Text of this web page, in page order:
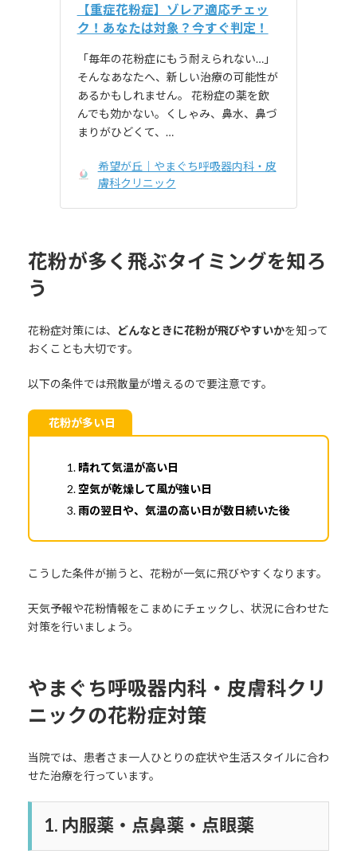
【重症花粉症】ゾレア適応チェッ
ク！あなたは対象？今すぐ判定！
「毎年の花粉症にもう耐えられない…」
そんなあなたへ、新しい治療の可能性が
あるかもしれません。 花粉症の薬を飲
んでも効かない。くしゃみ、鼻水、鼻づ
まりがひどくて、…
希望が丘｜やまぐち呼吸器内科・皮
膚科クリニック
花粉が多く飛ぶタイミングを知ろ
う
花粉症対策には、 どんなときに花粉が飛びやすいかを知って
おくことも大切です。
以下の条件では飛散量が増えるので要注意です。
花粉が多い日
晴れて気温が高い日
空気が乾燥して風が強い日
雨の翌日や、気温の高い日が数日続いた後
こうした条件が揃うと、花粉が一気に飛びやすくなります。
天気予報や花粉情報をこまめにチェックし、状況に合わせた
対策を行いましょう。
やまぐち呼吸器内科・皮膚科クリ
ニックの花粉症対策
当院では、患者さま一人ひとりの症状や生活スタイルに合わ
せた治療を行っています。
1. 内服薬・点鼻薬・点眼薬